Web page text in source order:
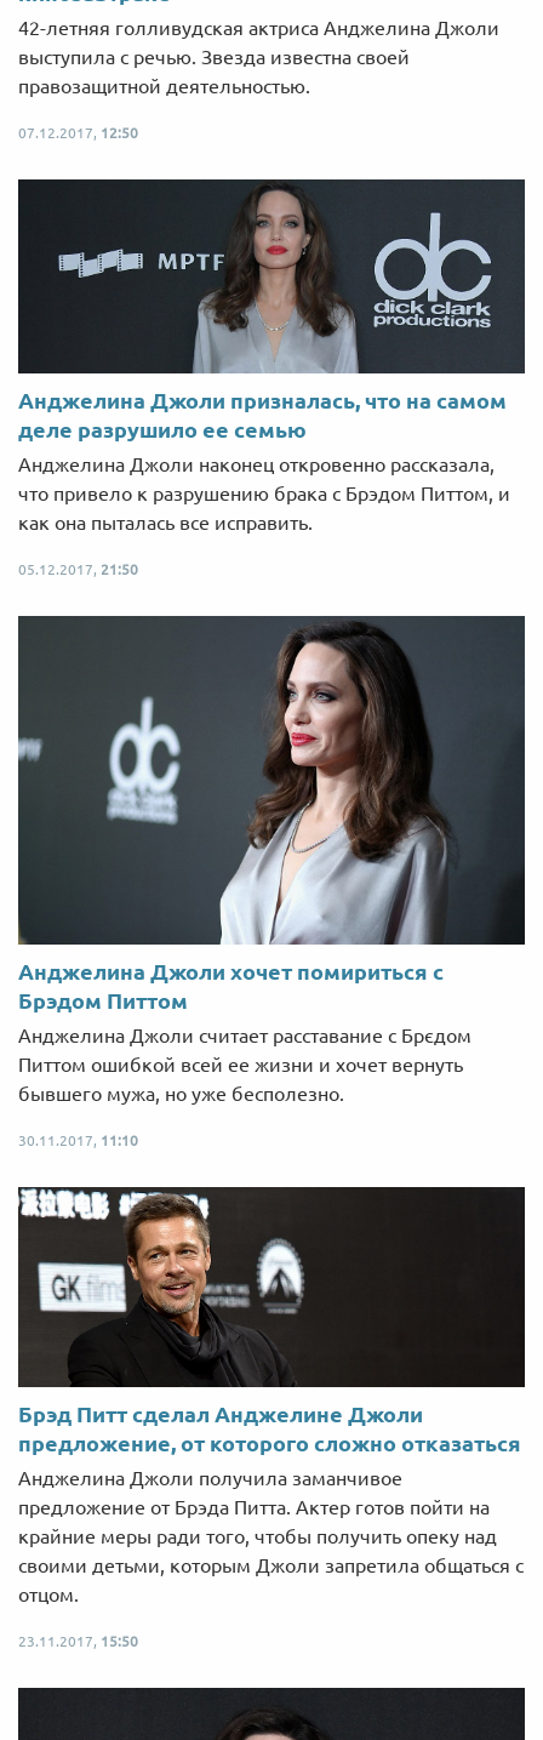
42-летняя голливудская актриса Анджелина Джоли
выступила с речью. Звезда известна своей
правозащитной деятельностью.
07.12.2017, 12:50
Анджелина Джоли призналась, что на самом
деле разрушило ее семью
Анджелина Джоли наконец откровенно рассказала,
что привело к разрушению брака с Брэдом Питтом, и
как она пыталась все исправить.
05.12.2017, 21:50
Анджелина Джоли хочет помириться с
Брэдом Питтом
Анджелина Джоли считает расставание с Брєдом
Питтом ошибкой всей ее жизни и хочет вернуть
бывшего мужа, но уже бесполезно.
30.11.2017, 11:10
Брэд Питт сделал Анджелине Джоли
предложение, от которого сложно отказаться
Анджелина Джоли получила заманчивое
предложение от Брэда Питта. Актер готов пойти на
крайние меры ради того, чтобы получить опеку над
своими детьми, которым Джоли запретила общаться с
отцом.
23.11.2017, 15:50